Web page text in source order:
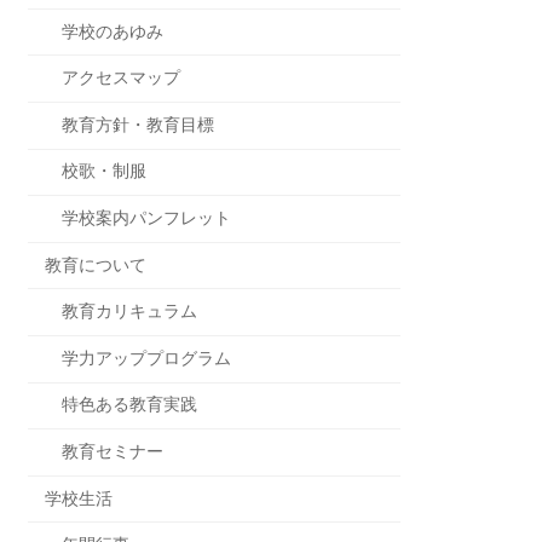
学校のあゆみ
アクセスマップ
教育方針・教育目標
校歌・制服
学校案内パンフレット
教育について
教育カリキュラム
学力アッププログラム
特色ある教育実践
教育セミナー
学校生活